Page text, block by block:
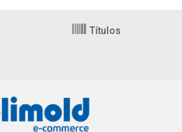
Títulos